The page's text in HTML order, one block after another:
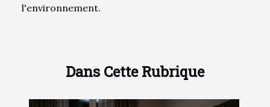
l'environnement.
Dans Cette Rubrique